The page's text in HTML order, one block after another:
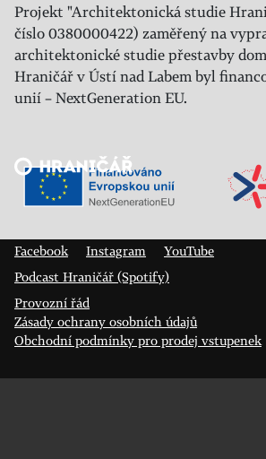
Projekt "Architektonická studie
číslo 0380000422) zaměřený na
architektonické studie přestavby
Hraničář v Ústí nad Labem byl
unií – NextGeneration EU.
Veřejný sál Hraničář, spolek
Facebook
Instagram
YouTube
Podcast Hraničář (Spotify)
Provozní řád
Zásady ochrany osobních údajů
Obchodní podmínky pro prodej vstupenek